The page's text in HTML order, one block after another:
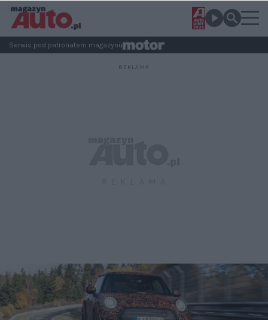
Serwis pod patronatem magazynu